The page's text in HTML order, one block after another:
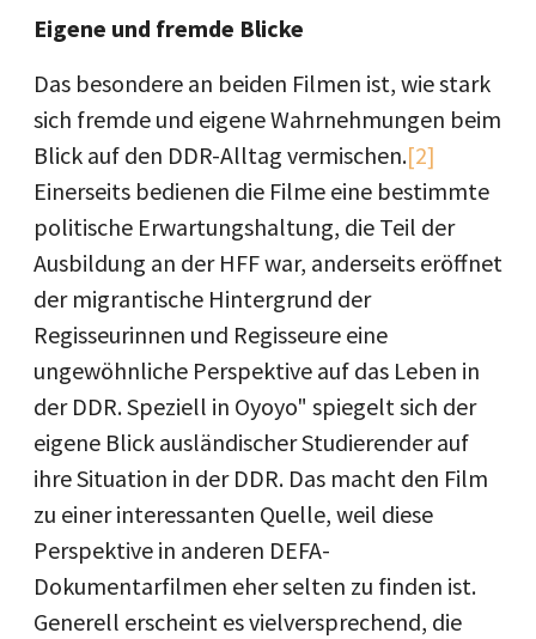
Eigene und fremde Blicke
Das besondere an beiden Filmen ist, wie stark
sich fremde und eigene Wahrnehmungen beim
Blick auf den DDR-Alltag vermischen.[2]
Einerseits bedienen die Filme eine bestimmte
politische Erwartungshaltung, die Teil der
Ausbildung an der HFF war, anderseits eröffnet
der migrantische Hintergrund der
Regisseurinnen und Regisseure eine
ungewöhnliche Perspektive auf das Leben in
der DDR. Speziell in Oyoyo" spiegelt sich der
eigene Blick ausländischer Studierender auf
ihre Situation in der DDR. Das macht den Film
zu einer interessanten Quelle, weil diese
Perspektive in anderen DEFA-
Dokumentarfilmen eher selten zu finden ist.
Generell erscheint es vielversprechend, die